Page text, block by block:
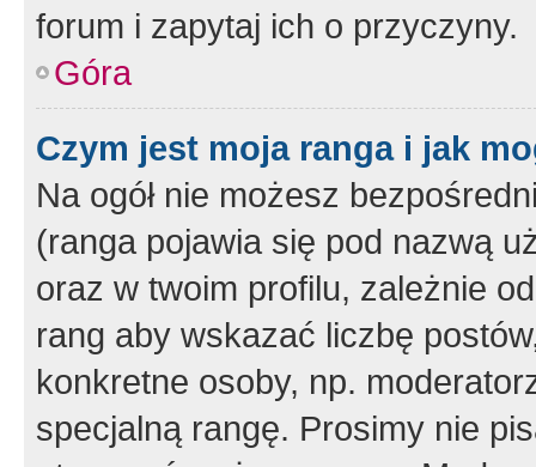
forum i zapytaj ich o przyczyny.
Góra
Czym jest moja ranga i jak
Na ogół nie możesz
(ranga pojawia się pod nazwą
oraz w twoim profilu, zależnie
rang aby wskazać liczbę
konkretne osoby, np.
specjalną rangę. Prosimy nie